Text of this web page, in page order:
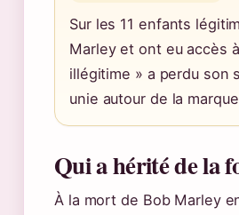
Sur les 11 enfants
Marley et ont eu accès
illégitime » a perdu son
unie autour de la
Qui a hérité de la
À la mort de Bob Marley